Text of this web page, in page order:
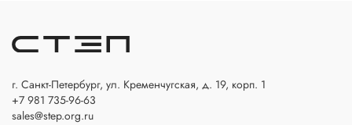
г. Санкт-Петербург, ул. Кременчугская, д. 19, корп. 1
+7 981 735-96-63
sales@step.org.ru